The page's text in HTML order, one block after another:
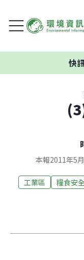
快訊
本報2011年5
工業區 糧食安